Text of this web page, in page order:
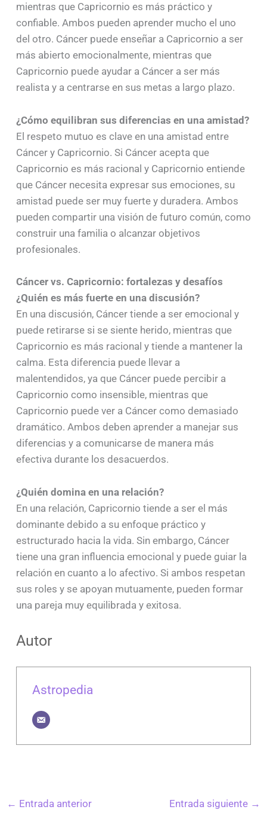
mientras que Capricornio es más práctico y
confiable. Ambos pueden aprender mucho el uno
del otro. Cáncer puede enseñar a Capricornio a ser
más abierto emocionalmente, mientras que
Capricornio puede ayudar a Cáncer a ser más
realista y a centrarse en sus metas a largo plazo.
¿Cómo equilibran sus diferencias en una amistad?
El respeto mutuo es clave en una amistad entre
Cáncer y Capricornio. Si Cáncer acepta que
Capricornio es más racional y Capricornio entiende
que Cáncer necesita expresar sus emociones, su
amistad puede ser muy fuerte y duradera. Ambos
pueden compartir una visión de futuro común, como
construir una familia o alcanzar objetivos
profesionales.
Cáncer vs. Capricornio: fortalezas y desafíos
¿Quién es más fuerte en una discusión?
En una discusión, Cáncer tiende a ser emocional y
puede retirarse si se siente herido, mientras que
Capricornio es más racional y tiende a mantener la
calma. Esta diferencia puede llevar a
malentendidos, ya que Cáncer puede percibir a
Capricornio como insensible, mientras que
Capricornio puede ver a Cáncer como demasiado
dramático. Ambos deben aprender a manejar sus
diferencias y a comunicarse de manera más
efectiva durante los desacuerdos.
¿Quién domina en una relación?
En una relación, Capricornio tiende a ser el más
dominante debido a su enfoque práctico y
estructurado hacia la vida. Sin embargo, Cáncer
tiene una gran influencia emocional y puede guiar la
relación en cuanto a lo afectivo. Si ambos respetan
sus roles y se apoyan mutuamente, pueden formar
una pareja muy equilibrada y exitosa.
Autor
Astropedia
← Entrada anterior Entrada siguiente →